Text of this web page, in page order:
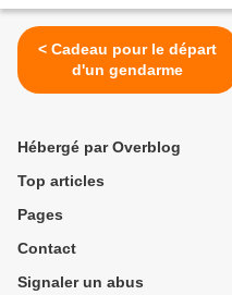
< Cadeau pour le départ
d'un gendarme
Hébergé par Overblog
Top articles
Pages
Contact
Signaler un abus